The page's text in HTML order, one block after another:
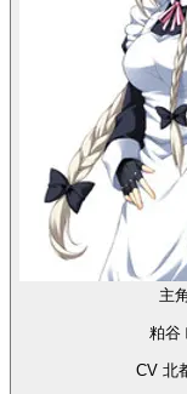
主角
粕谷
CV 北